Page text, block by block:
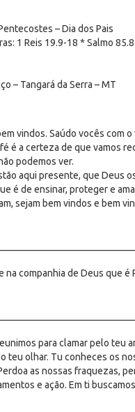
– Dia dos Pais
1 Reis 19.9-18 * Salmo
– Tangará da Serra – MT
vindos. Saúdo vocês com
é a certeza de que vamos
podemos ver.
aqui presente, que Deus
é de ensinar, proteger e
sejam bem vindos e bem
companhia de Deus que é
para clamar pelo teu
teu olhar. Tu conheces os
as nossas fraquezas,
e ação. Em ti